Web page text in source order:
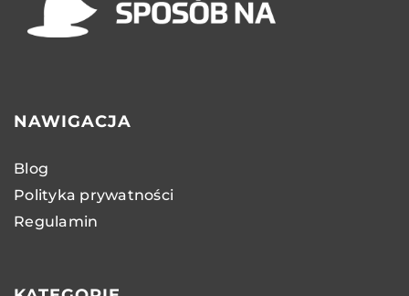
NAWIGACJA
Blog
Polityka prywatności
Regulamin